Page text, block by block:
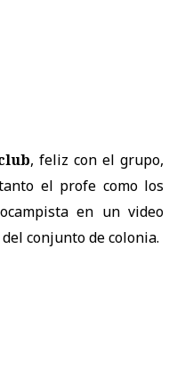
, feliz con el grupo,
el profe como los
en un video
conjunto de colonia.